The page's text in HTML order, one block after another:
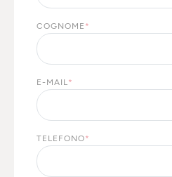
COGNOME *
E-MAIL *
TELEFONO*